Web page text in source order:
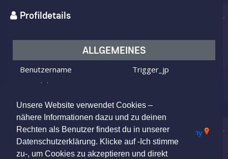
Unsere Website verwendet Cookies –
nähere Informationen dazu und zu deinen
Rechten als Benutzer findest du in unserer
Datenschutzerklärung. Klicke auf -Ich stimme
zu-, um Cookies zu akzeptieren und direkt
Profildetails
ALLGEMEINES
Benutzername
Trigger_jp
Ich bin
Ich suche
eine Frau
Alter
26 Jahre alt
Wohnort
63505 Langenselbold, Germany